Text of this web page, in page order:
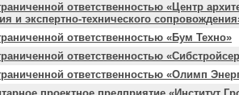
ответственностью «Центр
и экспертно-технического
ответственностью «Бум Техно»
ответственностью
ответственностью «Олимп